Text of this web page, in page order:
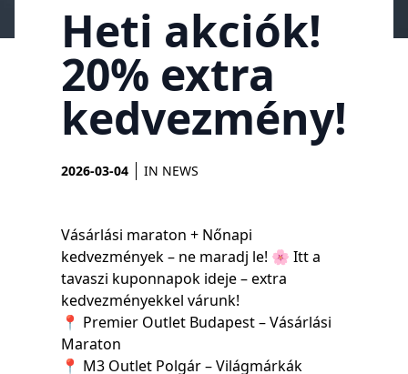
Heti akciók!
20% extra
kedvezmény!
2026-03-04 IN NEWS
Vásárlási maraton + Nőnapi
kedvezmények – ne maradj le! 🌸 Itt a
tavaszi kuponnapok ideje – extra
kedvezményekkel várunk!
📍 Premier Outlet Budapest – Vásárlási
Maraton
📍 M3 Outlet Polgár – Világmárkák